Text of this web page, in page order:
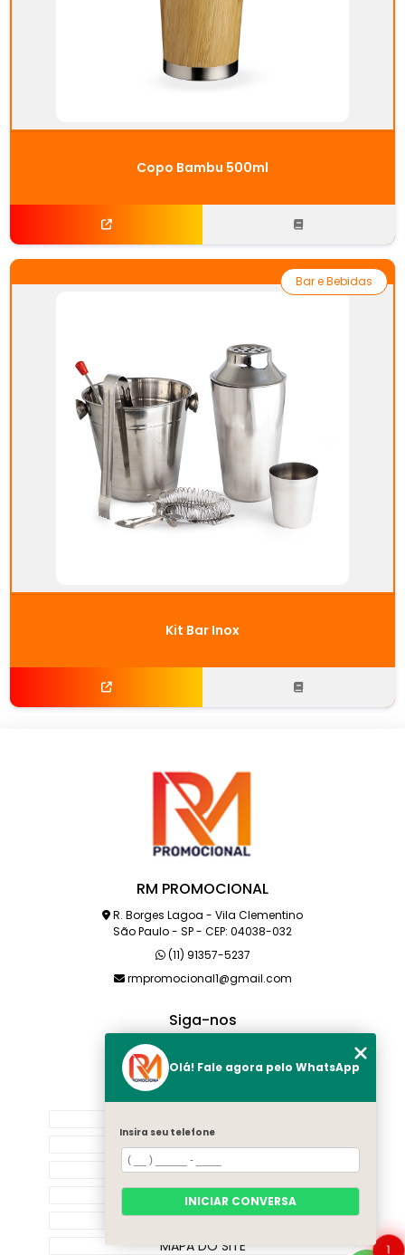
Copo Bambu 500ml
Kit Bar Inox
Bar e Bebidas
RM PROMOCIONAL
R. Borges Lagoa - Vila Clementino
São Paulo - SP - CEP: 04038-032
(11) 91357-5237
rmpromocional1@gmail.com
Siga-nos
SOBRE NÓS
PRODUTOS
CATEGORIAS
CONTATO
MAPA DO SITE
1
Olá! Fale agora pelo WhatsApp
Insira seu telefone
INICIAR CONVERSA